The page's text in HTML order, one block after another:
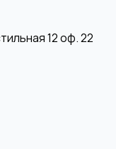
12 оф. 22